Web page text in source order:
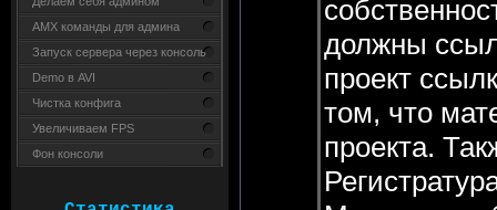
AMX команды для админа
Запуск сервера через консоль
Demo в AVI
Чистка конфига
Увеличиваем FPS
Фон консоли
должны
проект
том, что
проекта.